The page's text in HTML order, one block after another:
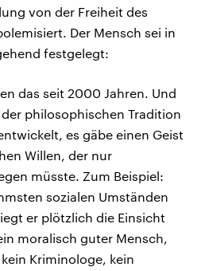
von der Freiheit des
Der Mensch sei in
festgelegt:
das seit 2000 Jahren. Und
philosophischen Tradition
es gäbe einen Geist
Willen, der nur
müsste. Zum Beispiel:
sozialen Umständen
er plötzlich die Einsicht
moralisch guter Mensch,
Kriminologe, kein